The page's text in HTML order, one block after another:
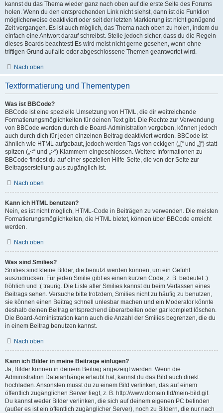
kannst du das Thema wieder ganz nach oben auf die erste Seite des Forums
holen. Wenn du den entsprechenden Link nicht siehst, dann ist die Funktion
möglicherweise deaktiviert oder seit der letzten Markierung ist nicht genügend
Zeit vergangen. Es ist auch möglich, das Thema nach oben zu holen, indem du
einfach eine Antwort darauf schreibst. Stelle jedoch sicher, dass du die Regeln
dieses Boards beachtest! Es wird meist nicht gerne gesehen, wenn ohne
triftigen Grund auf alte oder abgeschlossene Themen geantwortet wird.
Nach oben
Textformatierung und Thementypen
Was ist BBCode?
BBCode ist eine spezielle Umsetzung von HTML, die dir weitreichende
Formatierungsmöglichkeiten für deinen Text gibt. Die Rechte zur Verwendung
von BBCode werden durch die Board-Administration vergeben, können jedoch
auch durch dich für jeden einzelnen Beitrag deaktiviert werden. BBCode ist
ähnlich wie HTML aufgebaut, jedoch werden Tags von eckigen („[“ und „]“) statt
spitzen („<“ und „>“) Klammern eingeschlossen. Weitere Informationen zu
BBCode findest du auf einer speziellen Hilfe-Seite, die von der Seite zur
Beitragserstellung aus zugänglich ist.
Nach oben
Kann ich HTML benutzen?
Nein, es ist nicht möglich, HTML-Code in Beiträgen zu verwenden. Die meisten
Formatierungsmöglichkeiten, die HTML bietet, können über BBCode erreicht
werden.
Nach oben
Was sind Smilies?
Smilies sind kleine Bilder, die benutzt werden können, um ein Gefühl
auszudrücken. Für jeden Smilie gibt es einen kurzen Code, z. B. bedeutet :)
fröhlich und :( traurig. Die Liste aller Smilies kannst du beim Verfassen eines
Beitrags sehen. Versuche bitte trotzdem, Smilies nicht zu häufig zu benutzen,
sie können einen Beitrag schnell unlesbar machen und ein Moderator könnte
deshalb deinen Beitrag entsprechend überarbeiten oder gar komplett löschen.
Die Board-Administration kann auch die Anzahl der Smilies begrenzen, die du
in einem Beitrag benutzen kannst.
Nach oben
Kann ich Bilder in meine Beiträge einfügen?
Ja, Bilder können in deinem Beitrag angezeigt werden. Wenn die
Administration Dateianhänge erlaubt hat, kannst du das Bild auch direkt
hochladen. Ansonsten musst du zu einem Bild verlinken, das auf einem
öffentlich zugänglichen Server liegt, z. B. http://www.domain.tld/mein-bild.gif.
Du kannst weder Bilder verlinken, die sich auf deinem eigenen PC befinden
(außer es ist ein öffentlich zugänglicher Server), noch zu Bildern, die nur nach